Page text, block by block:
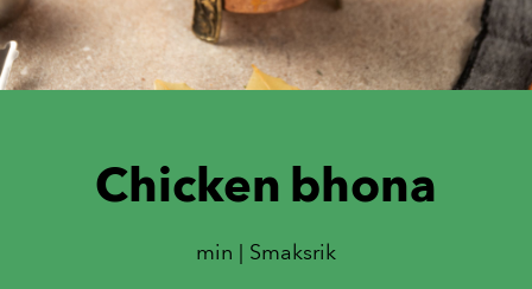
Chicken bhona
min | Smaksrik